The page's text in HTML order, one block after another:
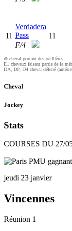
11
Verdadera
Pass
F/4
11
⊗ cheval portant des oeilllères
E1 chevaux faisant partie de la
DA, DP, D4 cheval déferré
Cheval
Jockey
Stats
COURSES DU 27/
jeudi 23 janvier
Vincennes
Réunion 1